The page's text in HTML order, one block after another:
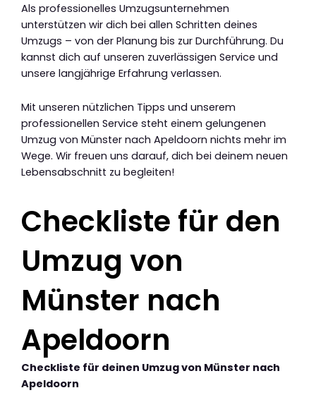
Als professionelles Umzugsunternehmen
unterstützen wir dich bei allen Schritten deines
Umzugs – von der Planung bis zur Durchführung. Du
kannst dich auf unseren zuverlässigen Service und
unsere langjährige Erfahrung verlassen.
Mit unseren nützlichen Tipps und unserem
professionellen Service steht einem gelungenen
Umzug von Münster nach Apeldoorn nichts mehr im
Wege. Wir freuen uns darauf, dich bei deinem neuen
Lebensabschnitt zu begleiten!
Checkliste für den
Umzug von
Münster nach
Apeldoorn
Checkliste für deinen Umzug von Münster nach
Apeldoorn